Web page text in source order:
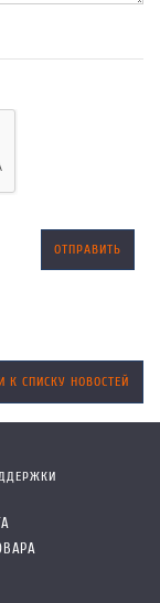
ОТПРАВИТЬ
К СПИСКУ НОВОСТЕЙ